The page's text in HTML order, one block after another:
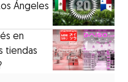
Ángeles
en
tiendas